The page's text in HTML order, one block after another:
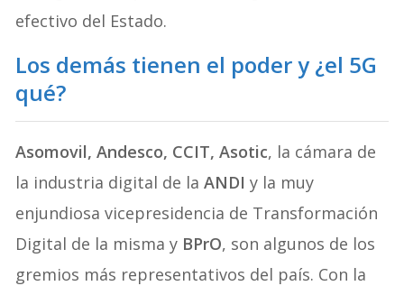
efectivo del Estado.
Los demás tienen el poder y ¿el 5G
qué?
Asomovil, Andesco, CCIT, Asotic, la cámara de
la industria digital de laANDIy la muy
enjundiosa vicepresidencia de Transformación
Digital de la misma y BPrO, son algunos de los
gremios más representativos del país. Con la